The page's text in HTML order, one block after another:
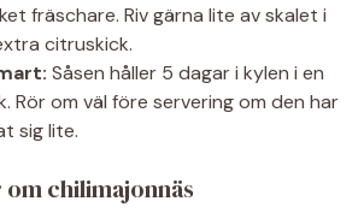
fräschare. Riv gärna lite av skalet i
citruskick.
Såsen håller 5 dagar i kylen i en
Rör om väl före servering om den har
sig lite.
chilimajonnäs